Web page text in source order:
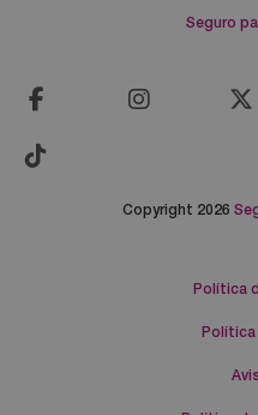
Seguro
Copyright 2026
Política
Política